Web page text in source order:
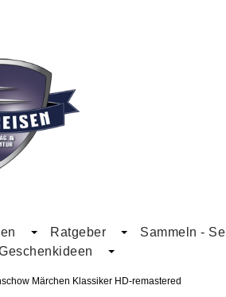
Ratgeber Sammeln -
Märchen Klassiker HD-remastered